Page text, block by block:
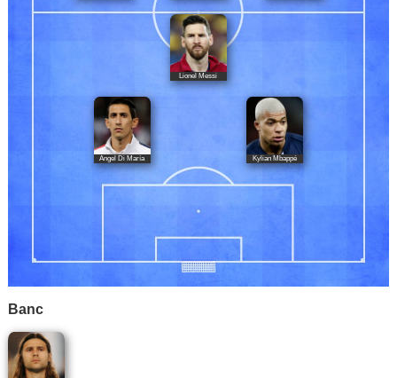
Lionel Messi
Ángel Di María Kylian Mbappé
Banc